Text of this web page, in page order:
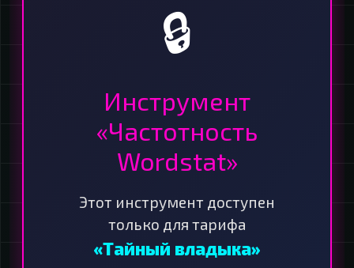
🔒
Инструмент
«Частотность
Wordstat»
Этот инструмент доступен
только для тарифа
«Тайный владыка»